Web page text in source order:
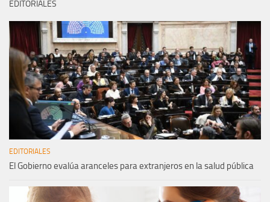
EDITORIALES
EDITORIALES
El Gobierno evalúa aranceles para extranjeros en la salud pública